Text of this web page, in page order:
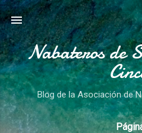
Ir al
Nabateros de
Blog de la Asociación de